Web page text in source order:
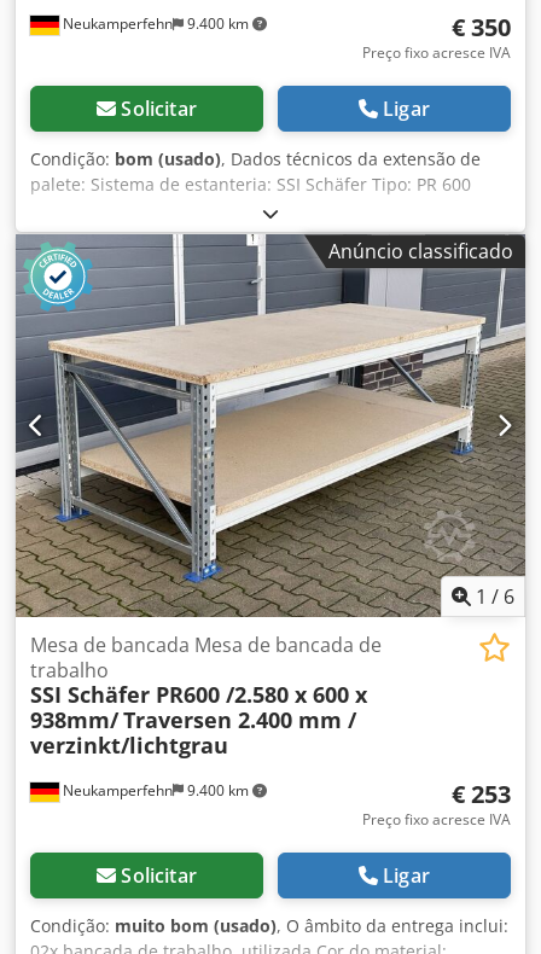
Neukamperfehn 9.400 km € 350
Preço fixo acresce IVA
Solicitar Ligar
Condição: bom (usado), Dados técnicos da extensão de
palete: Sistema de estanteria: SSI Schäfer Tipo: PR 600
Incluído na oferta: 01x extensão de palete, usado para
profundidade da estante: 800 mm Cor do material: azul
Profundidade total: aprox. 810 mm Largura total: aprox.
1.295 mm Altura: aprox. 265 mm Extensão: 100% = 740 mm
Peso/unidade: aprox. 100 kg Seus contatos na nossa
empresa: Sr.: Andre Evering Sr.: Mario Klöver Chjdpoww Im
Hofx Al Dea Sr.: Falk Deutsch Informações gerais sobre o
artigo: Este artigo é oferecido apenas para recolha local.
Caso seja desejado o transporte ou envio deste artigo,
haverá custos adicionais, que podem ser informados
separadamente conforme o local de entrega ou o volume
da encomenda.
Anúncio classificado
1 / 6
Neukamperfehn 9.400 km
Mesa de bancada Mesa de bancada de
trabalho
SSI Schäfer PR600 /2.580 x 600 x
938mm/Traversen 2.400 mm /
verzinkt/lichtgrau
€ 253
Preço fixo acresce IVA
Solicitar Ligar
Condição: muito bom (usado), O âmbito da entrega inclui: